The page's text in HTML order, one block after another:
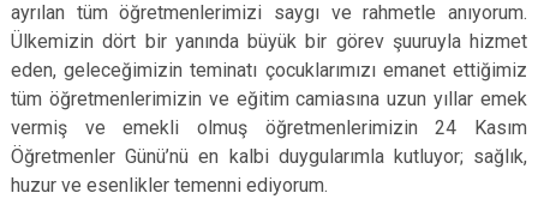
ayrılan tüm öğretmenlerimizi saygı ve rahmetle anıyorum.
Ülkemizin dört bir yanında büyük bir görev şuuruyla hizmet
eden, geleceğimizin teminatı çocuklarımızı emanet ettiğimiz
tüm öğretmenlerimizin ve eğitim camiasına uzun yıllar emek
vermiş ve emekli olmuş öğretmenlerimizin 24 Kasım
Öğretmenler Günü’nü en kalbi duygularımla kutluyor; sağlık,
huzur ve esenlikler temenni ediyorum.